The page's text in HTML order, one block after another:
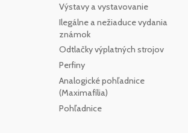
Výstavy a vystavovanie
Ilegálne a nežiaduce vydania
známok
Odtlačky výplatných strojov
Perfiny
Analogické pohľadnice
(Maximafília)
Pohľadnice